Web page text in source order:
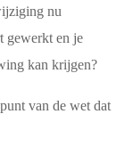
nu
gewerkt en je
kan krijgen?
van de wet dat